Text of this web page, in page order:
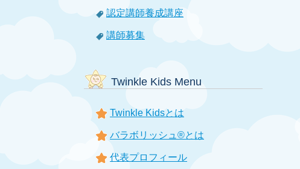
認定講師養成講座
講師募集
Twinkle Kids Menu
Twinkle Kidsとは
バラボリッシュ®とは
代表プロフィール